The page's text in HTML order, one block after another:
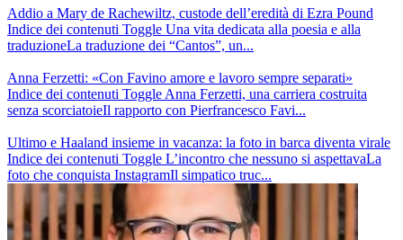
Addio a Mary de Rachewiltz, custode dell’eredità di Ezra Pound
Indice dei contenuti Toggle Una vita dedicata alla poesia e alla
traduzioneLa traduzione dei “Cantos”, un...
Anna Ferzetti: «Con Favino amore e lavoro sempre separati»
Indice dei contenuti Toggle Anna Ferzetti, una carriera costruita
senza scorciatoieIl rapporto con Pierfrancesco Favi...
Ultimo e Haaland insieme in vacanza: la foto in barca diventa virale
Indice dei contenuti Toggle L’incontro che nessuno si aspettavaLa
foto che conquista InstagramIl simpatico truc...